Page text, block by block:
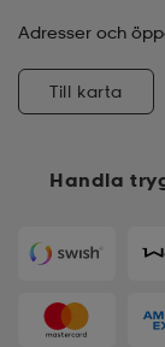
Handla
Adresser och
Till karta